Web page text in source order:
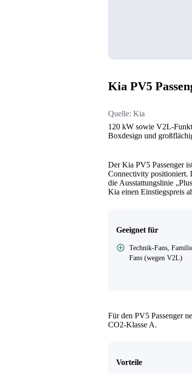
Kia PV5
Quelle: Kia
120 kW sowie V2L-
Boxdesign und
Der Kia PV5 Passenger
Connectivity positioniert.
die Ausstattungslinie
Kia einen Einstiegspreis
Geeignet für
Technik-Fans,
Fans (wegen V2L)
Für den PV5 Passenger
CO2-Klasse A.
Vorteile